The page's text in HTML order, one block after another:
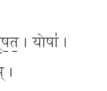
। योषा॑ ।
।